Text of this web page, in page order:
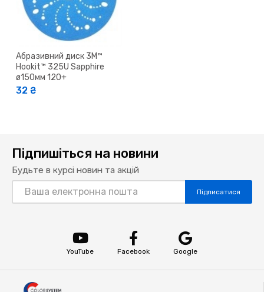
Абразивний диск 3M™
Hookit™ 325U Sapphire
ø150мм 120+
32 ₴
Підпишіться на новини
Будьте в курсі новин та акцій
Підписатися
YouTube Facebook Google